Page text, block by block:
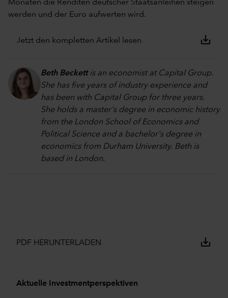
Monaten die Renditen deutscher Staatsanleihen steigen
werden und der Euro aufwerten wird.
Jetzt den kompletten Artikel lesen save_alt
Beth Beckettis an economist at Capital Group.
She has five years of industry experience and
has been with Capital Group for three years.
She holds a master's degree in economic history
from the London School of Economics and
Political Science and a bachelor's degree in
economics from Durham University. Beth is
based in London.
PDF HERUNTERLADEN save_alt
Aktuelle Investmentperspektiven